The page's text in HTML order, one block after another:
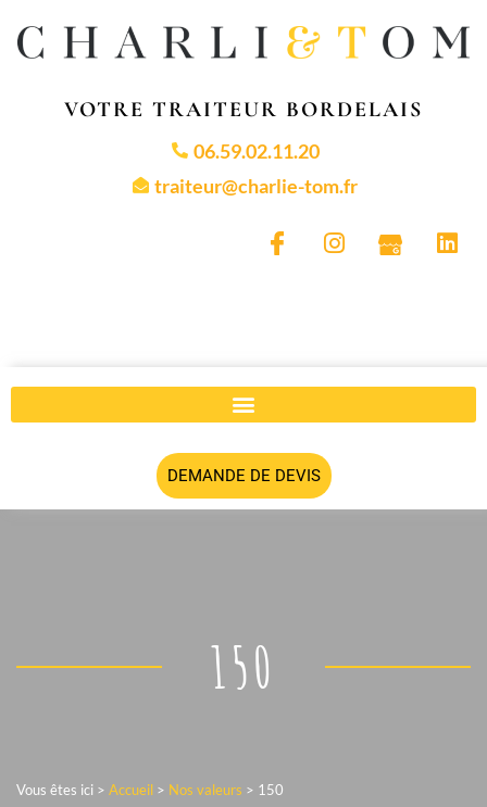
VOTRE TRAITEUR BORDELAIS
06.59.02.11.20
traiteur@charlie-tom.fr
DEMANDE DE DEVIS
150
Vous êtes ici > Accueil > Nos valeurs > 150